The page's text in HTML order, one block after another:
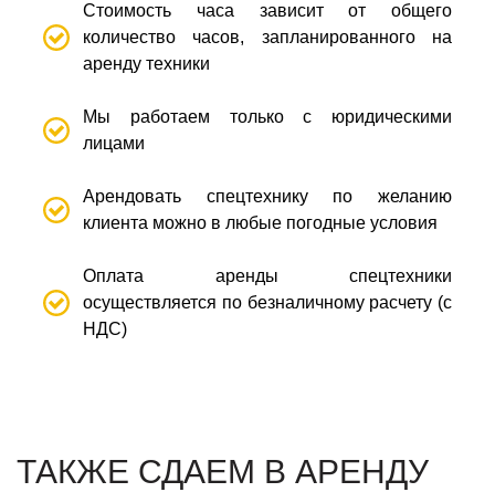
Стоимость часа зависит от общего
количество часов, запланированного на
аренду техники
Мы работаем только с юридическими
лицами
Арендовать спецтехнику по желанию
клиента можно в любые погодные условия
Оплата аренды спецтехники
осуществляется по безналичному расчету (с
НДС)
ТАКЖЕ СДАЕМ В АРЕНДУ